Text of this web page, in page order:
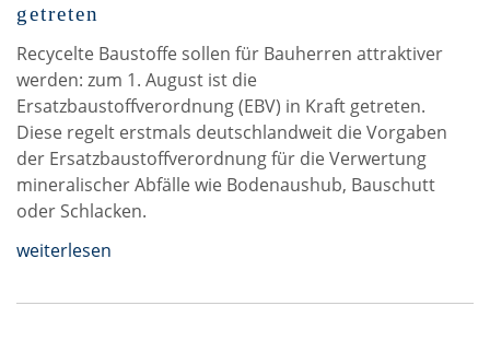
getreten
Recycelte Baustoffe sollen für Bauherren attraktiver
werden: zum 1. August ist die
Ersatzbaustoffverordnung (EBV) in Kraft getreten.
Diese regelt erstmals deutschlandweit die Vorgaben
der Ersatzbaustoffverordnung für die Verwertung
mineralischer Abfälle wie Bodenaushub, Bauschutt
oder Schlacken.
weiterlesen